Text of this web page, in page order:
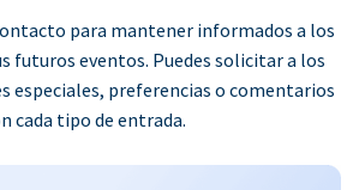
para mantener informados a los
futuros eventos. Puedes solicitar a los
especiales, preferencias o comentarios
cada tipo de entrada.